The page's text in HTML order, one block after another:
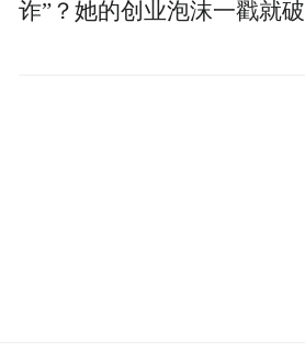
诈”？她的创业泡沫一戳就破